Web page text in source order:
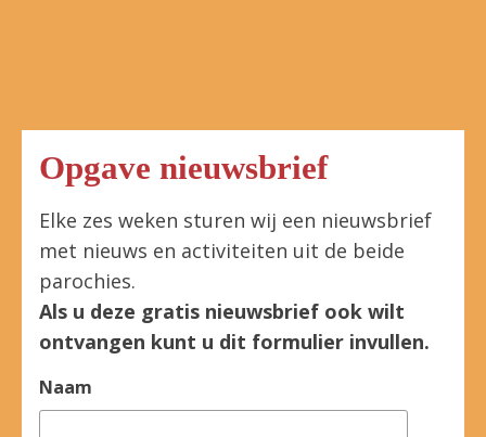
Opgave nieuwsbrief
Elke zes weken sturen wij een nieuwsbrief
met nieuws en activiteiten uit de beide
parochies.
Als u deze gratis nieuwsbrief ook wilt
ontvangen kunt u dit formulier invullen.
Naam